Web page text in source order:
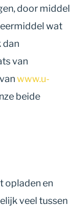
door middel
wat
dan
van
www.u-
beide
opladen en
veel tussen